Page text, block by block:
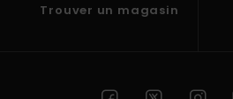
Trouver un magasin